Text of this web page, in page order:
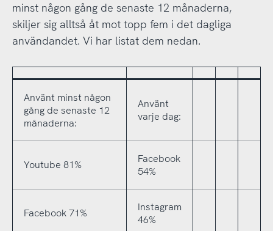
minst någon gång de senaste 12 månaderna,
skiljer sig alltså åt mot topp fem i det dagliga
användandet. Vi har listat dem nedan.
Använt minst någon
gång de senaste 12
månaderna:
Använt
varje dag:
Youtube 81%
Facebook
54%
Facebook 71%
Instagram
46%